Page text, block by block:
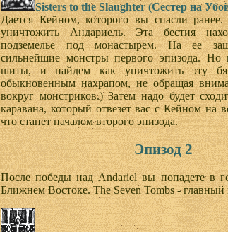
Sisters to the Slaughter (Сестер на
Дается Кейном, которого вы спасли
уничтожить Андариель. Эта бестия
подземелье под монастырем. На ее
сильнейшие монстры первого эпизода.
шиты, и найдем как уничтожить эту
обыкновенным нахрапом, не обращая
вокруг монстриков.) Затем надо будет
каравана, который отвезет вас с Кейном на
что станет началом второго эпизода.
Эпизод 2
После победы над Andariel вы попадете в
Ближнем Востоке. The Seven Tombs - главный